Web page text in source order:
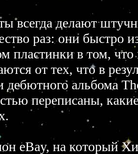
всегда делают
раз: они быстро
пластинки в том, что
от тех, что в
дебютного альбома
переписаны,
eBay, на который